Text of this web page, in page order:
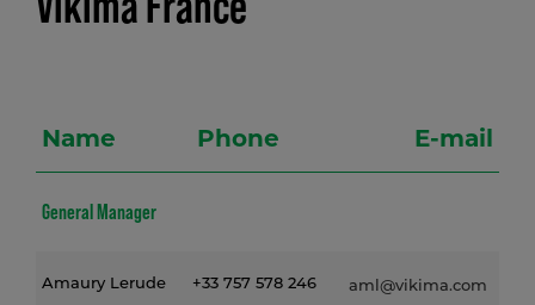
Name Phone E-mail
General Manager
Amaury Lerude +33 757 578 246 aml@vikima.com